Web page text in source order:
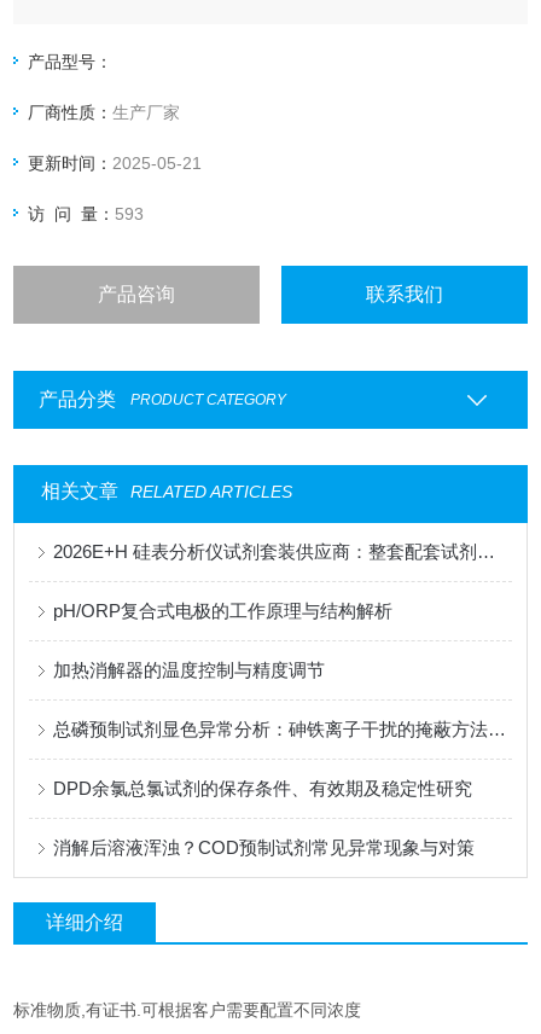
产品型号：
厂商性质：生产厂家
更新时间： 2025-05-21
访 问 量： 593
产品咨询 联系我们
产品分类 PRODUCT CATEGORY
相关文章 RELATED ARTICLES
2026E+H 硅表分析仪试剂套装供应商：整套配套试剂，适配电厂在线监测场景
pH/ORP复合式电极的工作原理与结构解析
加热消解器的温度控制与精度调节
总磷预制试剂显色异常分析：砷铁离子干扰的掩蔽方法与质控样验证
DPD余氯总氯试剂的保存条件、有效期及稳定性研究
消解后溶液浑浊？COD预制试剂常见异常现象与对策
详细介绍
标准物质,有证书.可根据客户需要配置不同浓度